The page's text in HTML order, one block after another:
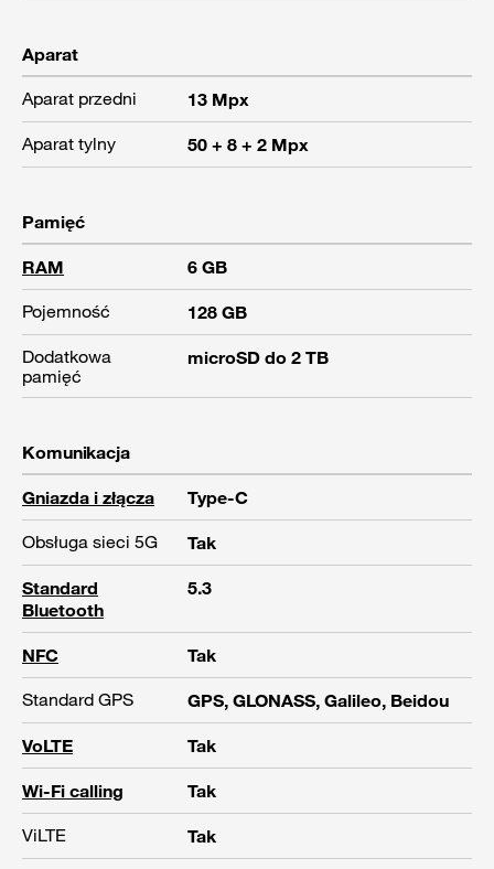
Aparat
Aparat przedni
13 Mpx
Aparat tylny
50 + 8 + 2 Mpx
Pamięć
RAM
6 GB
Pojemność
128 GB
Dodatkowa
pamięć
microSD do 2 TB
Komunikacja
Gniazda i złącza
Type-C
Obsługa sieci 5G
Tak
Standard
Bluetooth
5.3
NFC
Tak
Standard GPS
GPS, GLONASS, Galileo, Beidou
VoLTE Tak
Wi-Fi calling
Tak
ViLTE
Tak